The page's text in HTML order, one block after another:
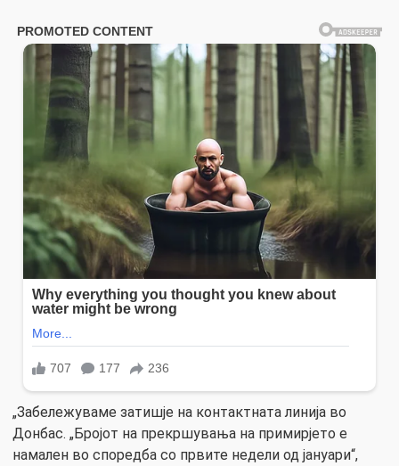
„Забележуваме затишје на контактната линија во
Донбас. „Бројот на прекршувања на примирјето е
намален во споредба со првите недели од јануари“,